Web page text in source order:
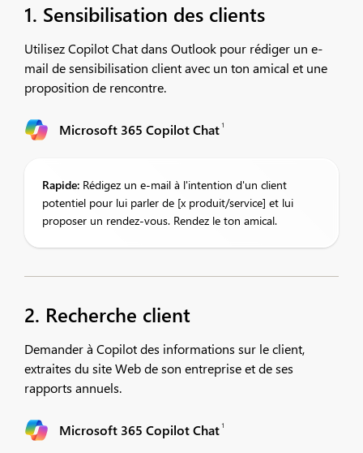
1. Sensibilisation des clients
Utilisez Copilot Chat dans Outlook pour rédiger un e-
mail de sensibilisation client avec un ton amical et une
proposition de rencontre.
Microsoft 365 Copilot Chat 1
Rapide: Rédigez un e-mail à l'intention d'un client
potentiel pour lui parler de [x produit/service] et lui
proposer un rendez-vous. Rendez le ton amical.​
2. Recherche client
Demander à Copilot des informations sur le client,
extraites du site Web de son entreprise et de ses
rapports annuels.​
Microsoft 365 Copilot Chat 1